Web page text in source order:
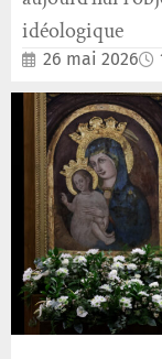
idéologique
26 mai 2026